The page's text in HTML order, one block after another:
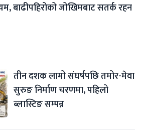
बाढीपहिरोको जोखिमबाट सतर्क रहन
तीन दशक लामो संघर्षपछि तमोर-मेवा
सुरुङ निर्माण चरणमा, पहिलो
ब्लास्टिङ सम्पन्न